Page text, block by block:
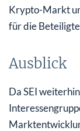
Krypto-Markt
für die
Ausblick
Da SEI